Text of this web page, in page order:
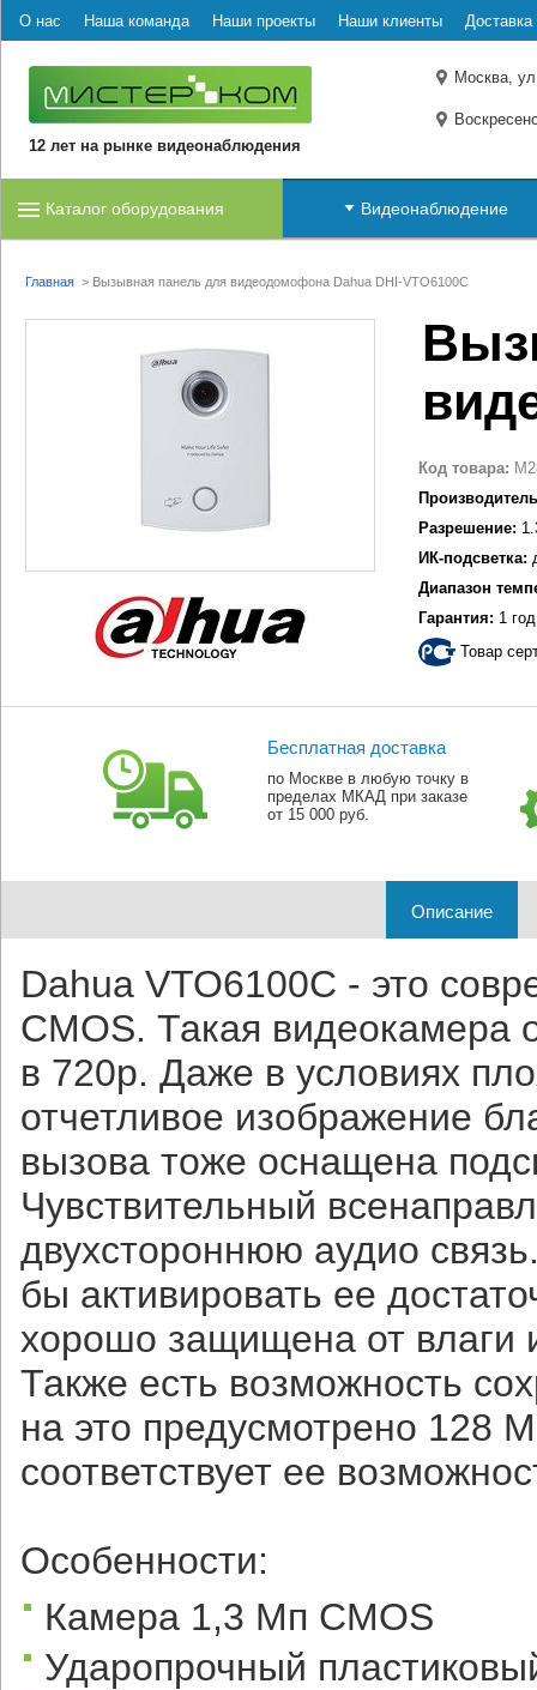
О нас Наша команда Наши проекты Наши клиенты Доставка
12 лет на рынке видеонаблюдения
Москва,
Каталог оборудования Видеонаблюдение
Главная > Вызывная панель для видеодомофона Dahua DHI-VTO6100C
Код товара:
Разрешение:
ИК-подсветка:
Диапазон
Гарантия: 1 год
Товар
Бесплатная доставка
по Москве в любую точку в
пределах МКАД при заказе
от 15 000 руб.
Описание
Dahua VTO6100C - это
CMOS. Такая видеокамера
в 720р. Даже в условиях
отчетливое изображение
вызова тоже оснащена
Чувствительный
двухстороннюю аудио
бы активировать ее
хорошо защищена от влаги
Также есть возможность
на это предусмотрено 128
соответствует ее
Особенности:
Камера 1,3 Мп CMOS
Ударопрочный